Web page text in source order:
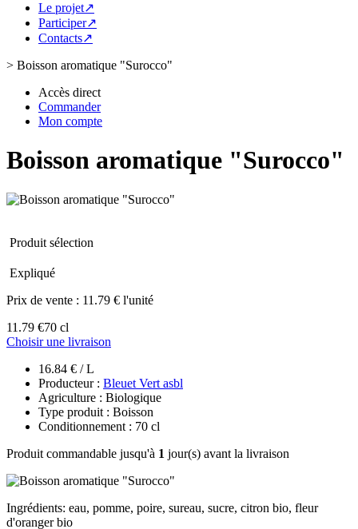
Le projet↗
Participer↗
Contacts↗
> Boisson aromatique "Surocco"
Accès direct
Commander
Mon compte
Boisson aromatique "Surocco"
Produit sélection
Expliqué
Prix de vente : 11.79 € l'unité
11.79 €70 cl
Choisir une livraison
16.84 € / L
Producteur : Bleuet Vert asbl
Agriculture : Biologique
Type produit : Boisson
Conditionnement : 70 cl
Produit commandable jusqu'à 1 jour(s) avant la livraison
Ingrédients: eau, pomme, poire, sureau, sucre, citron bio, fleur
d'oranger bio